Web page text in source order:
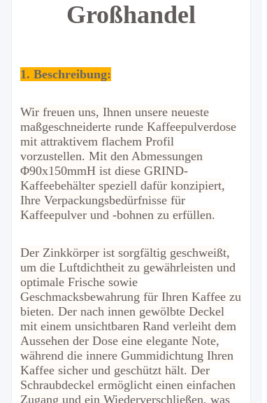
Großhandel
1. Beschreibung:
Wir freuen uns, Ihnen unsere neueste
maßgeschneiderte runde Kaffeepulverdose
mit attraktivem flachem Profil
vorzustellen. Mit den Abmessungen
Φ90x150mmH ist diese GRIND-
Kaffeebehälter speziell dafür konzipiert,
Ihre Verpackungsbedürfnisse für
Kaffeepulver und -bohnen zu erfüllen.
Der Zinkkörper ist sorgfältig geschweißt,
um die Luftdichtheit zu gewährleisten und
optimale Frische sowie
Geschmacksbewahrung für Ihren Kaffee zu
bieten. Der nach innen gewölbte Deckel
mit einem unsichtbaren Rand verleiht dem
Aussehen der Dose eine elegante Note,
während die innere Gummidichtung Ihren
Kaffee sicher und geschützt hält. Der
Schraubdeckel ermöglicht einen einfachen
Zugang und ein Wiederverschließen, was